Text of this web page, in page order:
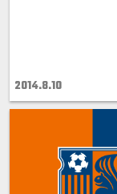
2014.8.10